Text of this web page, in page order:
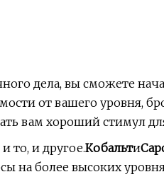
дела, вы сможете
от вашего уровня,
вам хороший стимул
то, и другое.Кобальти
на более высоких